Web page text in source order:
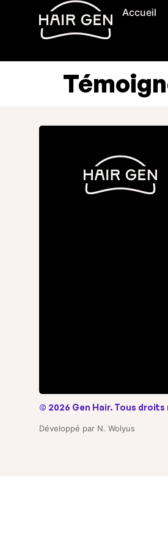
Accueil
© 2026 Gen Hair. Tous droits
Développé par N. Wolyus